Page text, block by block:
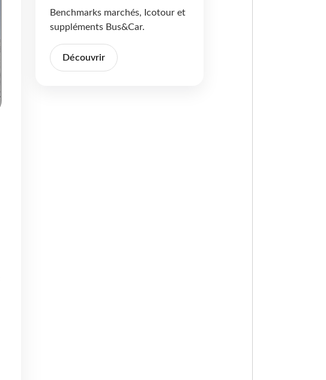
Benchmarks marchés, Icotour et
suppléments Bus&Car.
Découvrir